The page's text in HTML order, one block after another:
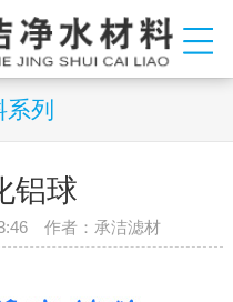
列
铝球
作者：承洁滤材